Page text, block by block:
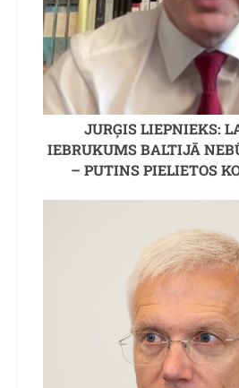
JURĢIS LIEPNIEKS:
IEBRUKUMS BALTIJĀ
– PUTINS PIELIETOS